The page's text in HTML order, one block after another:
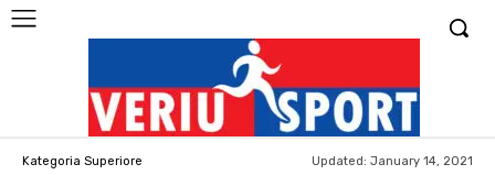
Kategoria Superiore Updated: January 14, 2021